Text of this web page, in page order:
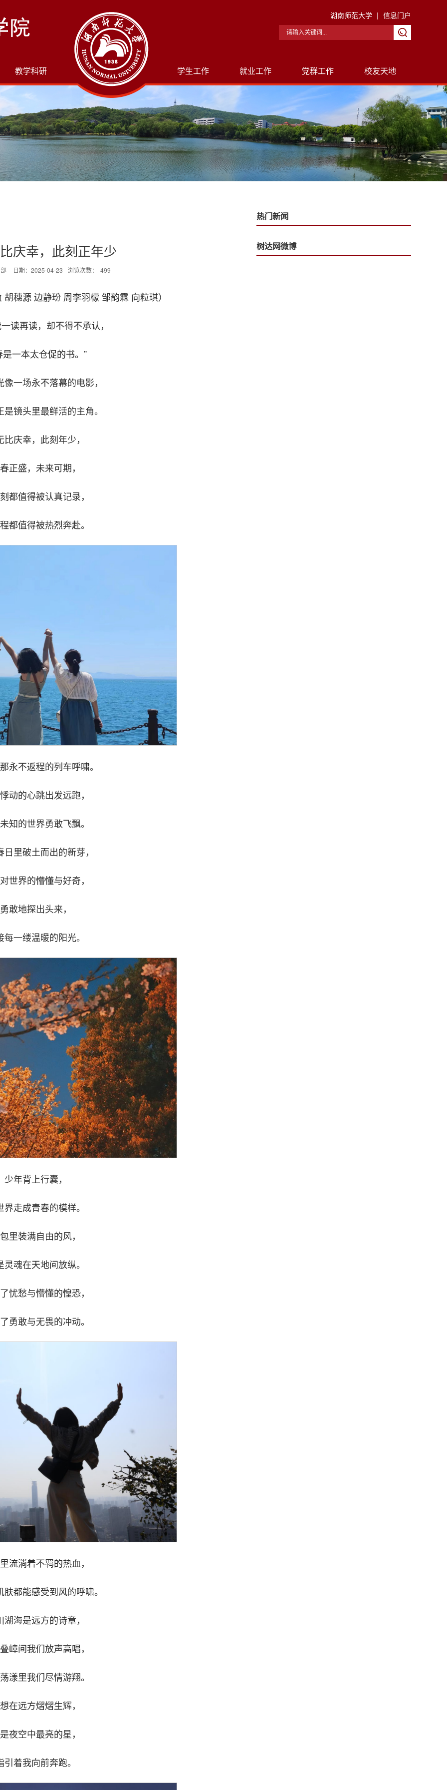
湖南师范大学 | 信息门户
教学科研 学生工作 就业工作 党群工作 校友天地
热门新闻
树达网微博
庆幸，此刻正年少
日期：2025-04-23 浏览次数： 499
穗源 边静玢 周李羽檬 邹韵霖 向粒琪）
读再读，却不得不承认，
是一本太仓促的书。”
一场永不落幕的电影，
是镜头里最鲜活的主角。
比庆幸，此刻年少，
正盛，未来可期，
都值得被认真记录，
都值得被热烈奔赴。
永不返程的列车呼啸。
动的心跳出发远跑，
知的世界勇敢飞飘。
日里破土而出的新芽，
世界的懵懂与好奇，
勇敢地探出头来，
每一缕温暖的阳光。
少年背上行囊，
界走成青春的模样。
里装满自由的风，
灵魂在天地间放纵。
忧愁与懵懂的惶恐，
勇敢与无畏的冲动。
流淌着不羁的热血，
肤都能感受到风的呼啸。
湖海是远方的诗章，
嶂间我们放声高唱，
漾里我们尽情游翔。
在远方熠熠生辉，
夜空中最亮的星，
引着我向前奔跑。